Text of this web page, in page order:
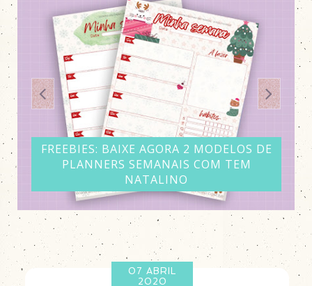
FREEBIES: BAIXE AGORA 2 MODELOS DE
PLANNERS SEMANAIS COM TEM
NATALINO
07 ABRIL
2020